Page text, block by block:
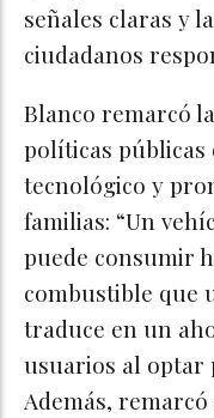
señales claras y
ciudadanos
Blanco remarcó
políticas
tecnológico y
familias: “Un
puede consumir
combustible que
traduce en un
usuarios al optar
Además,